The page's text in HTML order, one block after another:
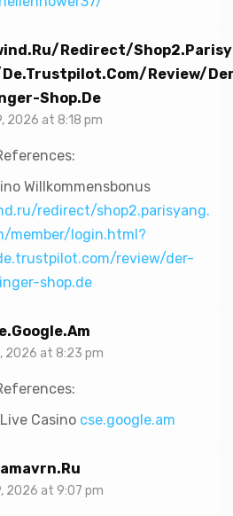
redirect/
de.trustpilot.com/review/
Shop.de
2026 at 8:18 pm
Willkommensbonus
redirect/shop2.parisyang.
member/login.html?
review/der-
shop.de
2026 at 8:23 pm
Casino cse.google.am
2026 at 9:07 pm